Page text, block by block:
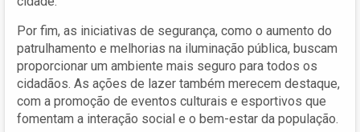
Por fim, as iniciativas de segurança, como o aumento do
patrulhamento e melhorias na iluminação pública, buscam
proporcionar um ambiente mais seguro para todos os
cidadãos. As ações de lazer também merecem destaque,
com a promoção de eventos culturais e esportivos que
fomentam a interação social e o bem-estar da população.